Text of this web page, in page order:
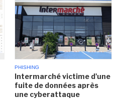
PHISHING
Intermarché victime d'une
fuite de données après
une cyberattaque